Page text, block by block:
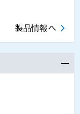
製品情報へ